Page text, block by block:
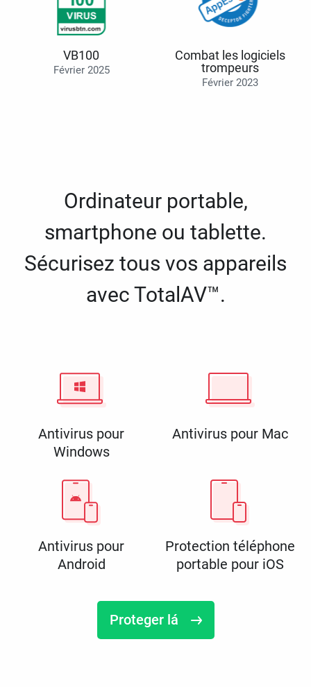
VB100
Février 2025
Combat les logiciels
trompeurs
Février 2023
Ordinateur portable,
smartphone ou tablette.
Sécurisez tous vos appareils
avec TotalAV™.
Antivirus pour
Windows
Antivirus pour Mac
Antivirus pour
Android
Protection téléphone
portable pour iOS
Proteger lá